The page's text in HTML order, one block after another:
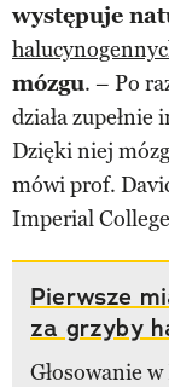
występuje
mózgu. – Po
działa
Dzięki niej
mówi prof.
Imperial
Pierwsze
za grzyby
Głosowanie